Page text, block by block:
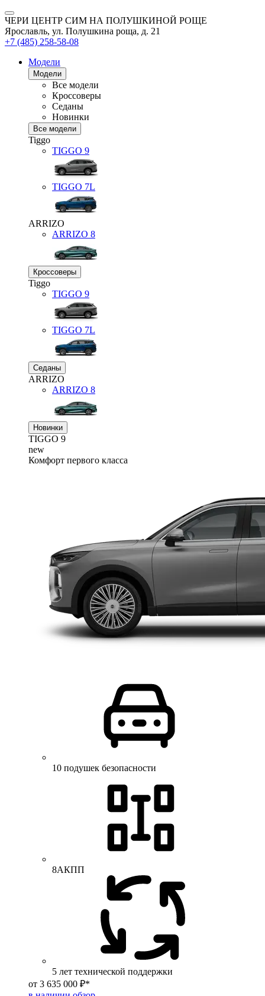
ЧЕРИ ЦЕНТР СИМ НА ПОЛУШКИНОЙ РОЩЕ
Ярославль, ул. Полушкина роща, д. 21
+7 (485) 258-58-08
Модели
Модели
Все модели
Кроссоверы
Седаны
Новинки
Все модели
Tiggo
TIGGO 9
TIGGO 7L
ARRIZO
ARRIZO 8
Кроссоверы
Tiggo
TIGGO 9
TIGGO 7L
Седаны
ARRIZO
ARRIZO 8
Новинки
TIGGO 9
new
Комфорт первого класса
10 подушек безопасности
8АКПП
5 лет технической поддержки
от 3 635 000 ₽*